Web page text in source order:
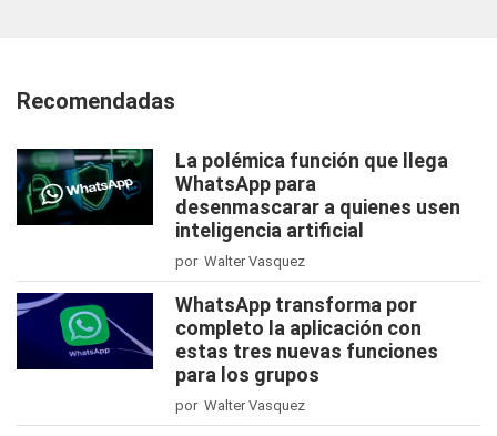
Recomendadas
La polémica función que llega
WhatsApp para
desenmascarar a quienes usen
inteligencia artificial
por Walter Vasquez
WhatsApp transforma por
completo la aplicación con
estas tres nuevas funciones
para los grupos
por Walter Vasquez